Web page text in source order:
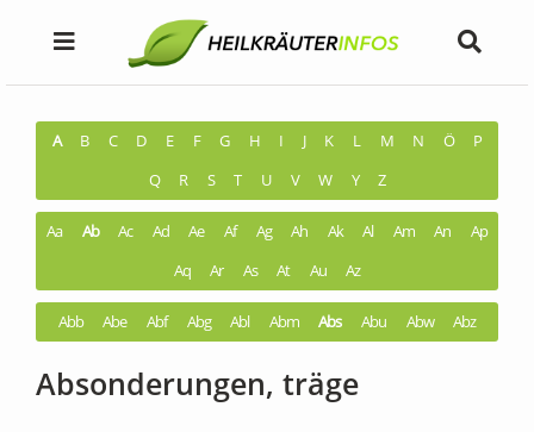
A B C D E F G H I J K L M N Ö
P
Q
R S T U V W Y Z
Aa Ab Ac Ad Ae Af Ag Ah Ak Al Am An
Ap
Aq
Ar As At Au Az
Abb Abe Abf Abg Abl Abm Abs Abu Abw Abz
Absonderungen, träge